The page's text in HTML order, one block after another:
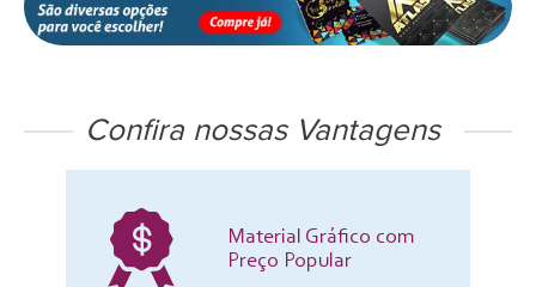
Confira nossas Vantagens
Material Gráfico com
Preço Popular